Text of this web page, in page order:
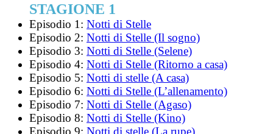
STAGIONE 1
Episodio 1: Notti di Stelle
Episodio 2: Notti di Stelle (Il sogno)
Episodio 3: Notti di Stelle (Selene)
Episodio 4: Notti di Stelle (Ritorno a casa)
Episodio 5: Notti di stelle (A casa)
Episodio 6: Notti di Stelle (L’allenamento)
Episodio 7: Notti di Stelle (Agaso)
Episodio 8: Notti di Stelle (Kino)
Episodio 9: Notti di stelle (La rupe)